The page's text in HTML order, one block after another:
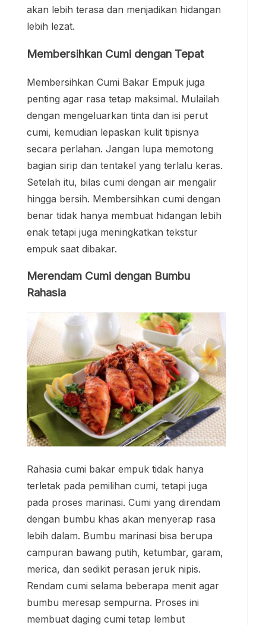
akan lebih terasa dan menjadikan hidangan
lebih lezat.
Membersihkan Cumi dengan Tepat
Membersihkan Cumi Bakar Empuk juga
penting agar rasa tetap maksimal. Mulailah
dengan mengeluarkan tinta dan isi perut
cumi, kemudian lepaskan kulit tipisnya
secara perlahan. Jangan lupa memotong
bagian sirip dan tentakel yang terlalu keras.
Setelah itu, bilas cumi dengan air mengalir
hingga bersih. Membersihkan cumi dengan
benar tidak hanya membuat hidangan lebih
enak tetapi juga meningkatkan tekstur
empuk saat dibakar.
Merendam Cumi dengan Bumbu
Rahasia
Rahasia cumi bakar empuk tidak hanya
terletak pada pemilihan cumi, tetapi juga
pada proses marinasi. Cumi yang direndam
dengan bumbu khas akan menyerap rasa
lebih dalam. Bumbu marinasi bisa berupa
campuran bawang putih, ketumbar, garam,
merica, dan sedikit perasan jeruk nipis.
Rendam cumi selama beberapa menit agar
bumbu meresap sempurna. Proses ini
membuat daging cumi tetap lembut